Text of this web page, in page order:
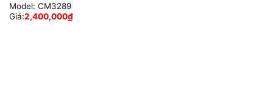
Model: CM3289
Giá:2,400,000₫